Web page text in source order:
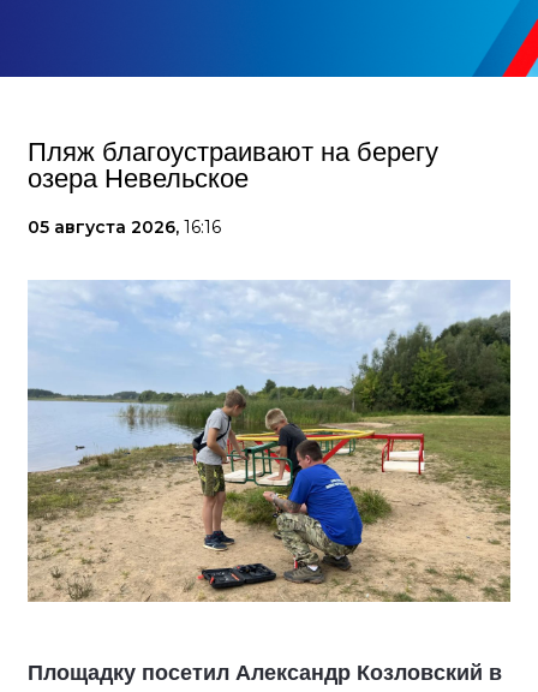
Пляж благоустраивают на берегу
озера Невельское
05 августа 2026, 16:16
Площадку посетил Александр Козловский в